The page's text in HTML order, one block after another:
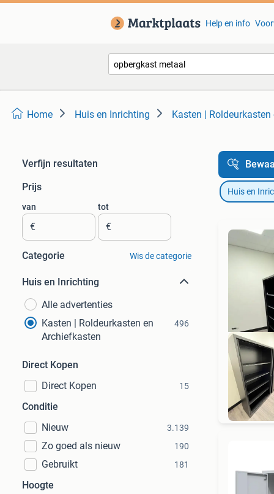
Help en info
Home Huis en Inrichting Kasten |
Verfijn resultaten
Prijs
van
€
tot
€
Categorie Wis de categorie
Huis en Inrichting
Alle advertenties
Kasten | Roldeurkasten en
Archiefkasten
496
Direct Kopen
Direct Kopen
15
Conditie
Nieuw
3.139
Zo goed als nieuw 190
Gebruikt 181
Hoogte
Huis en